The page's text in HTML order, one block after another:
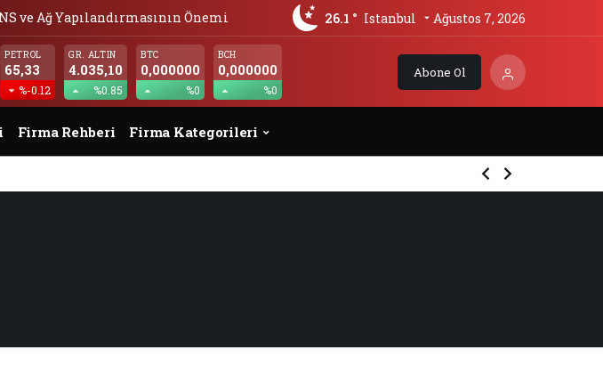
ve Ağ Yapılandırmasının Önemi 26.1 ° Istanbul Ağustos 7, 2026
PETROL
65,33
%-0.12
GR. ALTIN
4.035,10
%0.85
BTC
0,000000
%0
BCH
0,000000
%0
Abone Ol
Firma Rehberi Firma Kategorileri